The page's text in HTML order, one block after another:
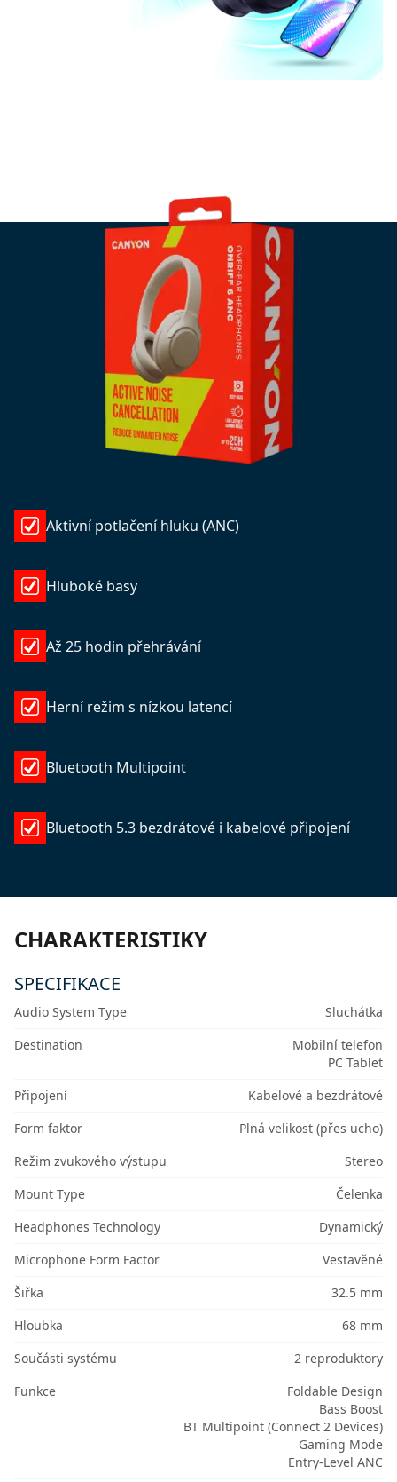
Aktivní potlačení hluku (ANC)
Hluboké basy
Až 25 hodin přehrávání
Herní režim s nízkou latencí
Bluetooth Multipoint
Bluetooth 5.3 bezdrátové i kabelové připojení
CHARAKTERISTIKY
SPECIFIKACE
Audio System Type
Sluchátka
Destination
Mobilní telefon
PC Tablet
Připojení
Kabelové a bezdrátové
Form faktor
Plná velikost (přes ucho)
Režim zvukového výstupu
Stereo
Mount Type
Čelenka
Headphones Technology
Dynamický
Microphone Form Factor
Vestavěné
Šiřka
32.5 mm
Hloubka
68 mm
Součásti systému
2 reproduktory
Funkce
Foldable Design
Bass Boost
BT Multipoint (Connect 2 Devices)
Gaming Mode
Entry-Level ANC